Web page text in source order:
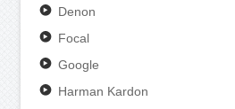
Denon
Focal
Google
Harman Kardon